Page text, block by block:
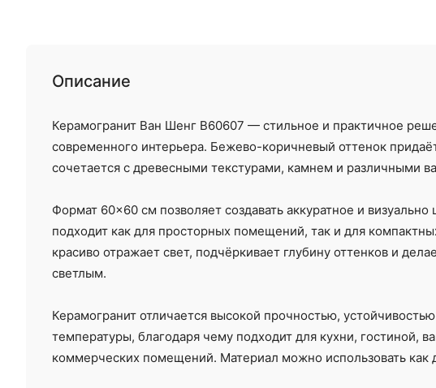
Описание
Керамогранит Ван Шенг В60607 — стильное и практичное
современного интерьера. Бежево-коричневый оттенок
сочетается с древесными текстурами, камнем и различными
Формат 60×60 см позволяет создавать аккуратное и
подходит как для просторных помещений, так и для
красиво отражает свет, подчёркивает глубину оттенков и
светлым.
Керамогранит отличается высокой прочностью,
температуры, благодаря чему подходит для кухни, гостиной,
коммерческих помещений. Материал можно использовать как